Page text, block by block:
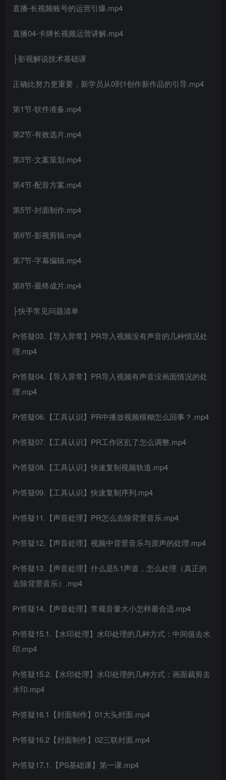
直播-长视频账号的运营引爆.mp4
直播04-卡牌长视频运营讲解.mp4
├影视解说技术基础课
正确比努力更重要，新学员从0到1创作新作品的引导.mp4
第1节-软件准备.mp4
第2节-有效选片.mp4
第3节-文案策划.mp4
第4节-配音方案.mp4
第5节-封面制作.mp4
第6节-影视剪辑.mp4
第7节-字幕编辑.mp4
第8节-最终成片.mp4
├快手常见问题清单
Pr答疑03.【导入异常】PR导入视频没有声音的几种情况处
理.mp4
Pr答疑04.【导入异常】PR导入视频有声音没画面情况的处
理.mp4
Pr答疑06.【工具认识】PR中播放视频模糊怎么回事？.mp4
Pr答疑07.【工具认识】PR工作区乱了怎么调整.mp4
Pr答疑08.【工具认识】快速复制视频轨道.mp4
Pr答疑09.【工具认识】快速复制序列.mp4
Pr答疑11.【声音处理】PR怎么去除背景音乐.mp4
Pr答疑12.【声音处理】视频中背景音乐与原声的处理.mp4
Pr答疑13.【声音处理】什么是5.1声道，怎么处理（真正的
去除背景音乐）.mp4
Pr答疑14.【声音处理】常规音量大小怎样最合适.mp4
Pr答疑15.1.【水印处理】水印处理的几种方式：中间值去水
印.mp4
Pr答疑15.2.【水印处理】水印处理的几种方式：画面裁剪去
水印.mp4
Pr答疑16.1【封面制作】01大头封面.mp4
Pr答疑16.2【封面制作】02三联封面.mp4
Pr答疑17.1.【PS基础课】第一课.mp4